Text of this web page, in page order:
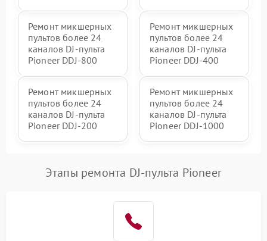
Ремонт микшерных
пультов более 24
каналов DJ-пульта
Pioneer DDJ-800
Ремонт микшерных
пультов более 24
каналов DJ-пульта
Pioneer DDJ-400
Ремонт микшерных
пультов более 24
каналов DJ-пульта
Pioneer DDJ-200
Ремонт микшерных
пультов более 24
каналов DJ-пульта
Pioneer DDJ-1000
Этапы ремонта DJ-пульта Pioneer